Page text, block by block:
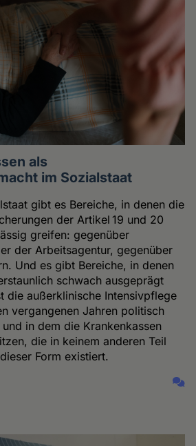
als
im Sozialstaat
gibt es Bereiche, in denen die
der Artikel 19 und 20
greifen: gegenüber
der Arbeitsagentur, gegenüber
Und es gibt Bereiche, in denen
schwach ausgeprägt
die außerklinische Intensivpflege
vergangenen Jahren politisch
in dem die Krankenkassen
die in keinem anderen Teil
Form existiert.